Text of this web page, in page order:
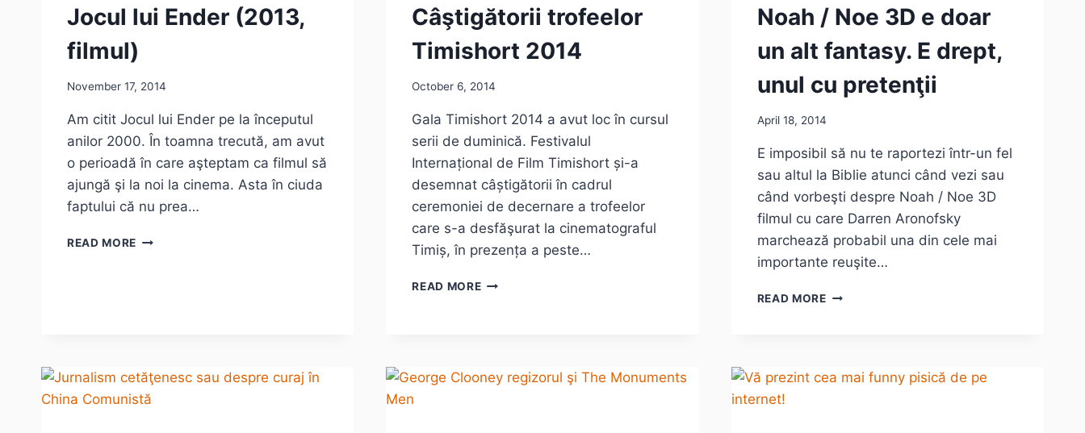
Jocul lui Ender (2013,
filmul)
November 17, 2014
Am citit Jocul lui Ender pe la începutul
anilor 2000. În toamna trecută, am avut
o perioadă în care aşteptam ca filmul să
ajungă şi la noi la cinema. Asta în ciuda
faptului că nu prea…
READ MORE JOCUL
Câştigătorii trofeelor
Timishort 2014
October 6, 2014
Gala Timishort 2014 a avut loc în cursul
serii de duminică. Festivalul
Internațional de Film Timishort și-a
desemnat câștigătorii în cadrul
ceremoniei de decernare a trofeelor
care s-a desfăşurat la cinematograful
Timiș, în prezența a peste…
READ MORECÂŞTIGĂTORII
Noah / Noe 3D e doar
un alt fantasy. E drept,
unul cu pretenţii
April 18, 2014
E imposibil să nu te raportezi într-un fel
sau altul la Biblie atunci când vezi sau
când vorbeşti despre Noah / Noe 3D
filmul cu care Darren Aronofsky
marchează probabil una din cele mai
importante reuşite…
READ MORENOAH
DOAR